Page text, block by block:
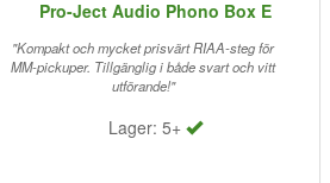
Pro-Ject Audio Phono Box E
"Kompakt och mycket prisvärt RIAA-steg för
MM-pickuper. Tillgänglig i både svart och vitt
utförande!"
Lager: 5+